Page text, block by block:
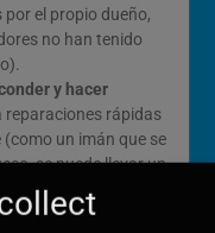
el propio dueño,
no han tenido
y hacer
reparaciones rápidas
un imán que se
se puede llevar un
tarjeta o mechero